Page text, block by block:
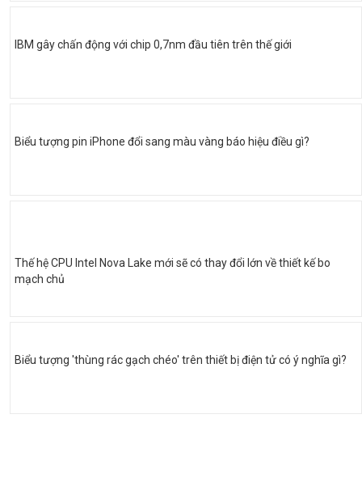
IBM gây chấn động với chip 0,7nm đầu tiên trên thế giới
Biểu tượng pin iPhone đổi sang màu vàng báo hiệu điều gì?
Thế hệ CPU Intel Nova Lake mới sẽ có thay đổi lớn về thiết kế bo
mạch chủ
Biểu tượng 'thùng rác gạch chéo' trên thiết bị điện tử có ý nghĩa gì?